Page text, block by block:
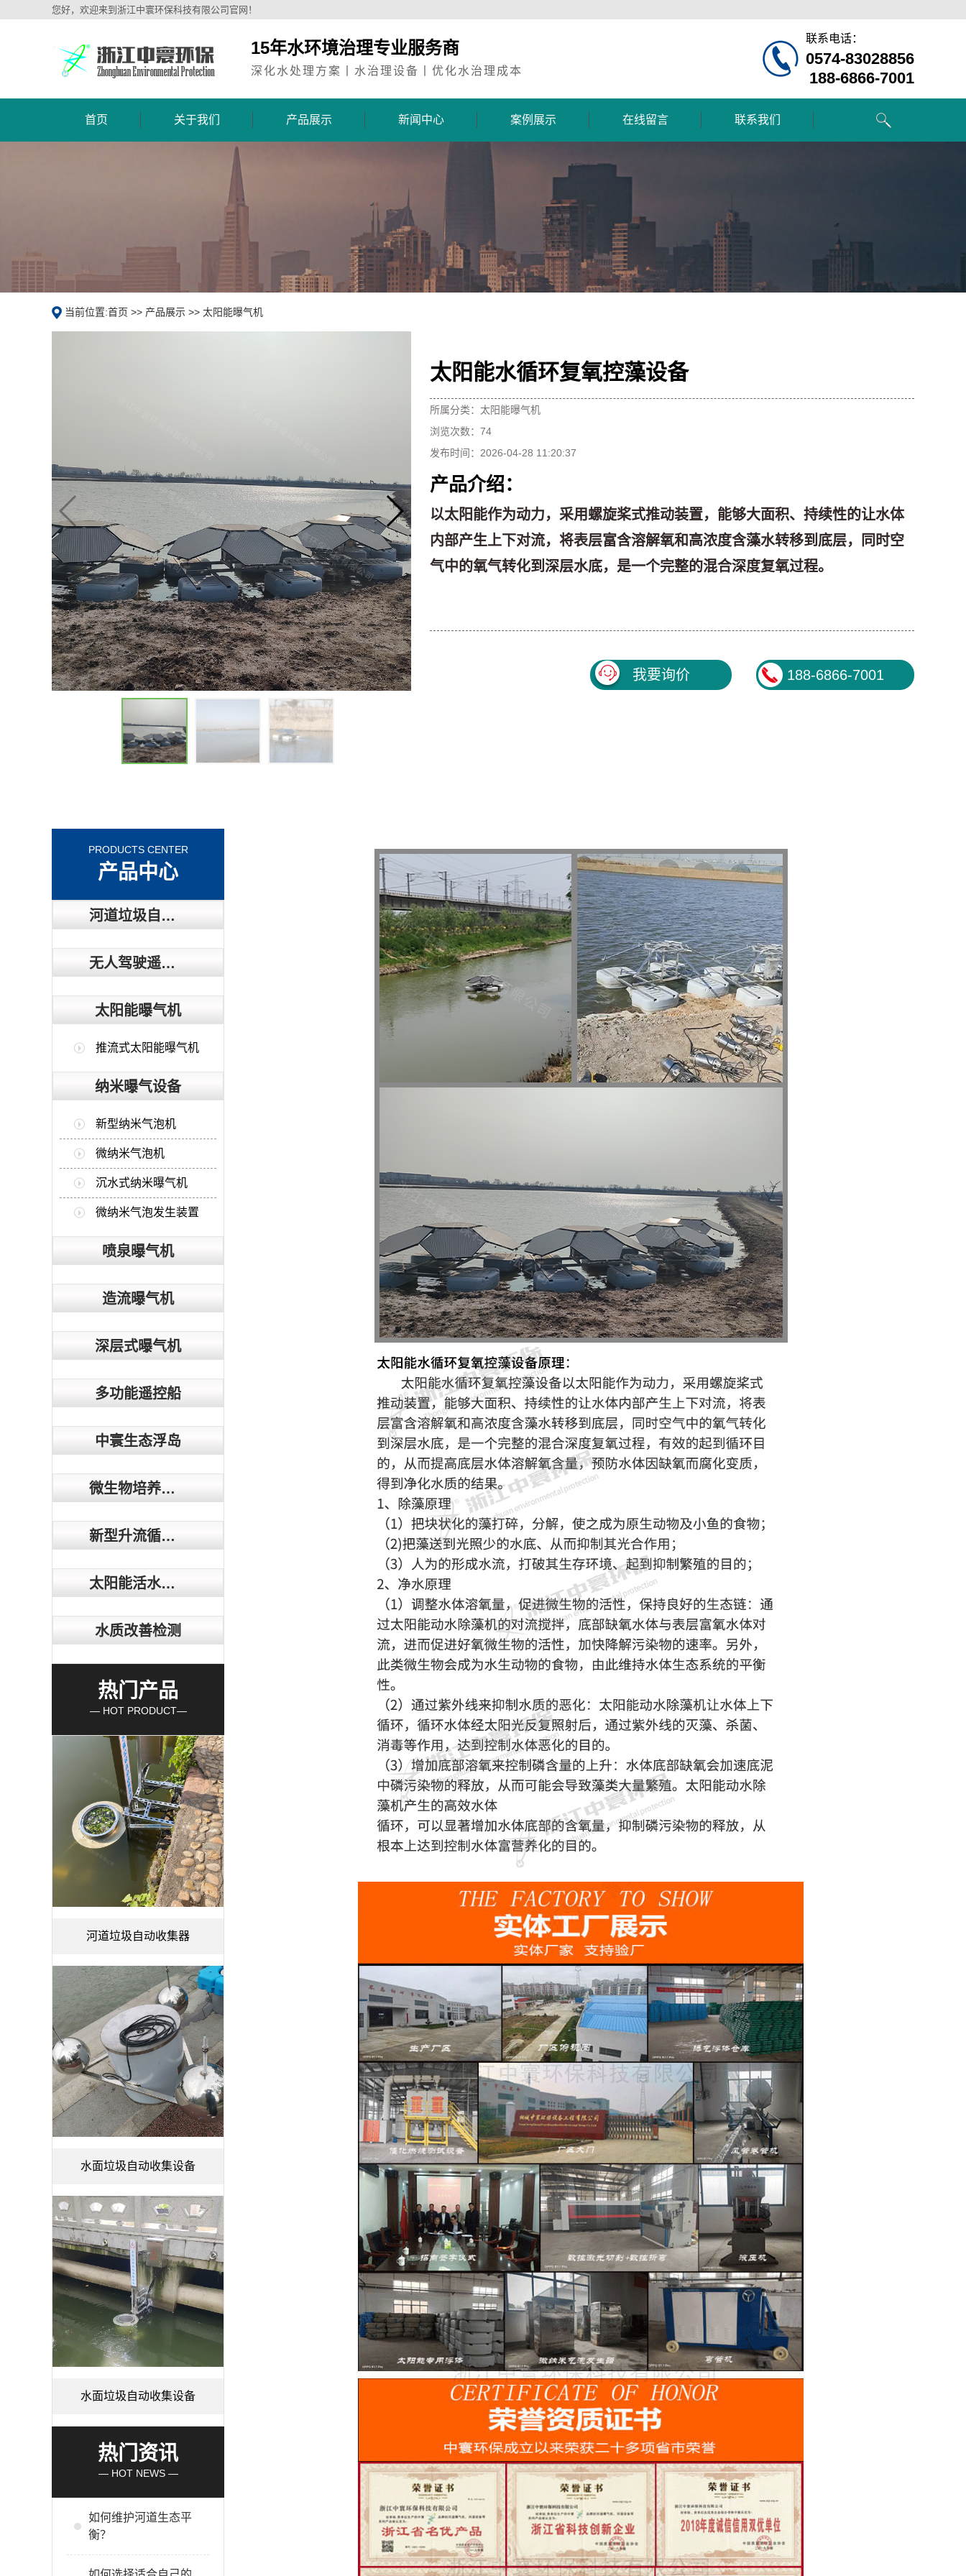
您好，欢迎来到浙江中寰环保科技有限公司官网！
15年水环境治理专业服务商
深化水处理方案丨水治理设备丨优化水治理成本
联系电话：
0574-83028856
188-6866-7001
首页 关于我们 产品展示 新闻中心 案例展示 在线留言 联系我们
当前位置:首页 >> 产品展示 >> 太阳能曝气机
太阳能水循环复氧控藻设备
所属分类： 太阳能曝气机
浏览次数： 74
发布时间： 2026-04-28 11:20:37
产品介绍：
以太阳能作为动力，采用螺旋桨式推动装置，能够大面积、持续性的让水体
内部产生上下对流，将表层富含溶解氧和高浓度含藻水转移到底层，同时空
气中的氧气转化到深层水底，是一个完整的混合深度复氧过程。
我要询价 188-6866-7001
PRODUCTS CENTER
产品中心
河道垃圾自动收集器
无人驾驶遥控船
太阳能曝气机
推流式太阳能曝气机
纳米曝气设备
新型纳米气泡机
微纳米气泡机
沉水式纳米曝气机
微纳米气泡发生装置
喷泉曝气机
造流曝气机
深层式曝气机
多功能遥控船
中寰生态浮岛
微生物培养系统
新型升流循环复氧机
太阳能活水循环装置
水质改善检测
热门产品
— HOT PRODUCT—
河道垃圾自动收集器
水面垃圾自动收集设备
水面垃圾自动收集设备
热门资讯
— HOT NEWS —
如何维护河道生态平
衡？